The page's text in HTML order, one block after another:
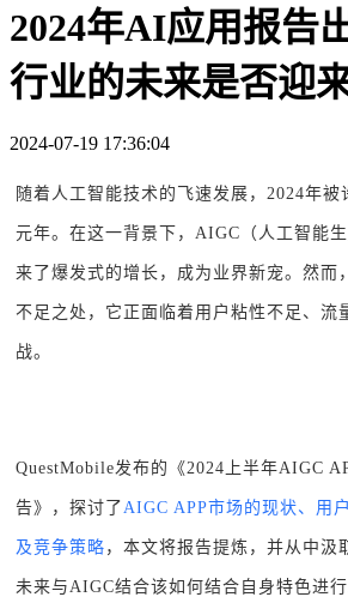
2024年AI应用报告
行业的未来是否迎
2024-07-19 17:36:04
随着人工智能技术的飞速发展，2024年
元年。在这一背景下，AIGC（人工智能
来了爆发式的增长，成为业界新宠。然而
不足之处，它正面临着用户粘性不足、流
战。
QuestMobile发布的《2024上半年AIGC
告》，探讨了 AIGC APP市场的现状、用
及竞争策略 ，本文将报告提炼，并从中汲
未来与AIGC结合该如何结合自身特色进行